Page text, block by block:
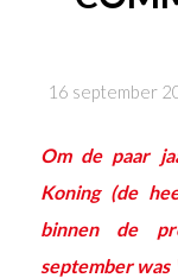
16 september
Om de paar
Koning (de
binnen de
september